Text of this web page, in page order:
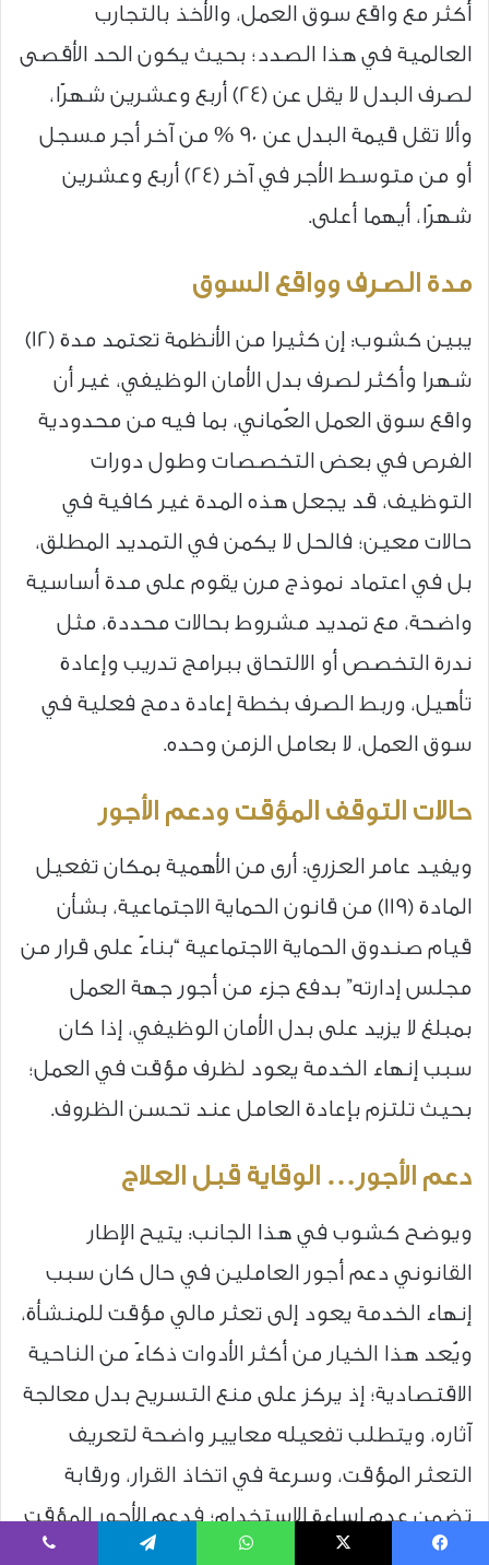
أكثر مع واقع سوق العمل، والأخذ بالتجارب
العالمية في هذا الصدد؛ بحيث يكون الحد الأقصى
لصرف البدل لا يقل عن (24) أربع وعشرين شهرًا،
وألا تقل قيمة البدل عن 90 % من آخر أجر مسجل
أو من متوسط الأجر في آخر (24) أربع وعشرين
شهرًا، أيهما أعلى.
مدة الصرف وواقع السوق
يبين كشوب: إن كثيرا من الأنظمة تعتمد مدة (12)
شهرا وأكثر لصرف بدل الأمان الوظيفي، غير أن
واقع سوق العمل العُماني، بما فيه من محدودية
الفرص في بعض التخصصات وطول دورات
التوظيف، قد يجعل هذه المدة غير كافية في
حالات معين؛ فالحل لا يكمن في التمديد المطلق،
بل في اعتماد نموذج مرن يقوم على مدة أساسية
واضحة، مع تمديد مشروط بحالات محددة، مثل
ندرة التخصص أو الالتحاق ببرامج تدريب وإعادة
تأهيل، وربط الصرف بخطة إعادة دمج فعلية في
سوق العمل، لا بعامل الزمن وحده.
حالات التوقف المؤقت ودعم الأجور
ويفيد عامر العزري: أرى من الأهمية بمكان تفعيل
المادة (119) من قانون الحماية الاجتماعية، بشأن
قيام صندوق الحماية الاجتماعية “بناءً على قرار من
مجلس إدارته” بدفع جزء من أجور جهة العمل
بمبلغ لا يزيد على بدل الأمان الوظيفي، إذا كان
سبب إنهاء الخدمة يعود لظرف مؤقت في العمل؛
بحيث تلتزم بإعادة العامل عند تحسن الظروف.
دعم الأجور… الوقاية قبل العلاج
ويوضح كشوب في هذا الجانب: يتيح الإطار
القانوني دعم أجور العاملين في حال كان سبب
إنهاء الخدمة يعود إلى تعثر مالي مؤقت للمنشأة،
ويُعد هذا الخيار من أكثر الأدوات ذكاءً من الناحية
الاقتصادية؛ إذ يركز على منع التسريح بدل معالجة
آثاره، ويتطلب تفعيله معايير واضحة لتعريف
التعثر المؤقت، وسرعة في اتخاذ القرار، ورقابة
تضمن عدم إساءة الاستخدام؛ فدعم الأجور المؤقت
أقل كلفة من تعويض الباحثين عن عمل، وأكثر